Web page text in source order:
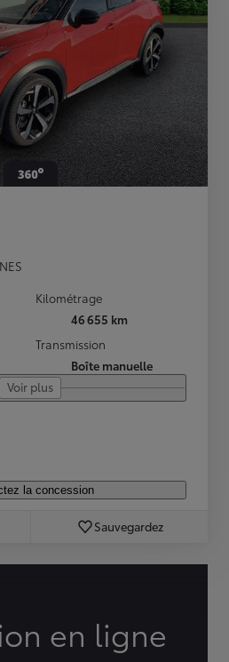
Kilométrage
46 655 km
Transmission
Boîte manuelle
Voir plus
la concession
Sauvegardez
en ligne